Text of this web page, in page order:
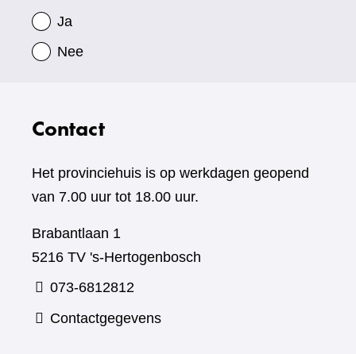
Ja
Nee
Contact
Het provinciehuis is op werkdagen geopend
van 7.00 uur tot 18.00 uur.
Brabantlaan 1
5216 TV 's-Hertogenbosch
073-6812812
Contactgegevens